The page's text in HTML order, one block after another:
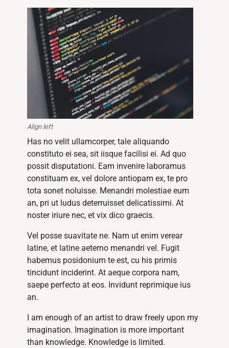
Align left
Has no velit ullamcorper, tale aliquando
constituto ei sea, sit iisque facilisi ei. Ad quo
possit disputationi. Eam invenire laboramus
constituam ex, vel dolore antiopam ex, te pro
tota sonet noluisse. Menandri molestiae eum
an, pri ut ludus deterruisset delicatissimi. At
noster iriure nec, et vix dico graecis.
Vel posse suavitate ne. Nam ut enim verear
latine, et latine aeterno menandri vel. Fugit
habemus posidonium te est, cu his primis
tincidunt inciderint. At aeque corpora nam,
saepe perfecto at eos. Invidunt reprimique ius
an.
I am enough of an artist to draw freely upon my
imagination. Imagination is more important
than knowledge. Knowledge is limited.